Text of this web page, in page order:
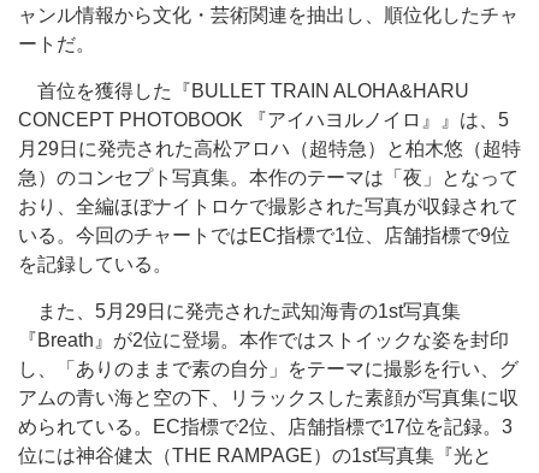
ャンル情報から文化・芸術関連を抽出し、順位化したチャ
ートだ。
首位を獲得した『BULLET TRAIN ALOHA&HARU
CONCEPT PHOTOBOOK 『アイハヨルノイロ』』は、5
月29日に発売された高松アロハ（超特急）と柏木悠（超特
急）のコンセプト写真集。本作のテーマは「夜」となって
おり、全編ほぼナイトロケで撮影された写真が収録されて
いる。今回のチャートではEC指標で1位、店舗指標で9位
を記録している。
また、5月29日に発売された武知海青の1st写真集
『Breath』が2位に登場。本作ではストイックな姿を封印
し、「ありのままで素の自分」をテーマに撮影を行い、グ
アムの青い海と空の下、リラックスした素顔が写真集に収
められている。EC指標で2位、店舗指標で17位を記録。3
位には神谷健太（THE RAMPAGE）の1st写真集『光と